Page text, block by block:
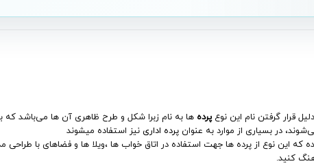
پرده‌ ها به نام زبرا شکل و طرح ظاهری آن‌ ها می‌باشد که
در بسیاری از موارد به عنوان پرده اداری نیز استفاده میشوند
نوع از پرده ها جهت استفاده در اتاق خواب ها ،ویلا ها و فضاهای با طراحی
کنید.